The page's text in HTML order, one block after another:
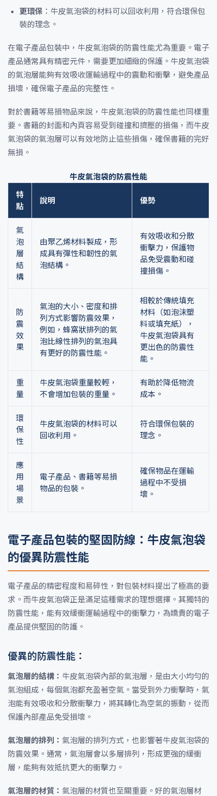
更環保 ：牛皮氣泡袋的材料可以回收利用，符合環保包
裝的理念。
在電子產品包裝中，牛皮氣泡袋的防震性能尤為重要。電子
產品通常具有精密元件，需要更加細緻的保護。牛皮氣泡袋
的氣泡層能夠有效吸收運輸過程中的震動和衝擊，避免產品
損壞，確保電子產品的完整性。
對於書籍等易損物品來說，牛皮氣泡袋的防震性能也同樣重
要。書籍的封面和內頁容易受到碰撞和擠壓的損傷，而牛皮
氣泡袋的氣泡層可以有效地防止這些損傷，確保書籍的完好
無損。
牛皮氣泡袋的防震性能
特
點
說明 優勢
氣
泡
層
結
構
由聚乙烯材料製成，形
成具有彈性和韌性的氣
泡結構。
有效吸收和分散
衝擊力，保護物
品免受震動和碰
撞損傷。
防
震
效
果
氣泡的大小、密度和排
列方式影響防震效果，
例如，蜂窩狀排列的氣
泡比線性排列的氣泡具
有更好的防震性能。
相較於傳統填充
材料（如泡沫塑
料或填充紙），
牛皮氣泡袋具有
更出色的防震性
能。
重
量
牛皮氣泡袋重量較輕，
不會增加包裝的重量。
有助於降低物流
成本。
環
保
性
牛皮氣泡袋的材料可以
回收利用。
符合環保包裝的
理念。
應
用
場
景
電子產品、書籍等易損
物品的包裝。
確保物品在運輸
過程中不受損
壞。
電子產品包裝的堅固防線：牛皮氣泡袋
的優異防震性能
電子產品的精密程度和易碎性，對包裝材料提出了極高的要
求。而牛皮氣泡袋正是滿足這種需求的理想選擇。其獨特的
防震性能，能有效緩衝運輸過程中的衝擊力，為嬌貴的電子
產品提供堅固的防護。
優異的防震性能：
氣泡層的結構： 牛皮氣泡袋內部的氣泡層，是由大小均勻的
氣泡組成，每個氣泡都充盈著空氣。當受到外力衝擊時，氣
泡能有效吸收和分散衝擊力，將其轉化為空氣的振動，從而
保護內部產品免受損壞。
氣泡層的排列： 氣泡層的排列方式，也影響著牛皮氣泡袋的
防震效果。通常，氣泡層會以多層排列，形成更強的緩衝
層，能夠有效抵抗更大的衝擊力。
氣泡層的材質： 氣泡層的材質也至關重要。好的氣泡層材